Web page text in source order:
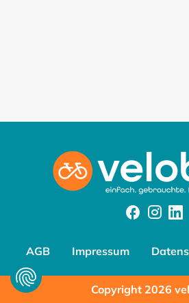
Facebook
AGB Impressum
Copyright 2026